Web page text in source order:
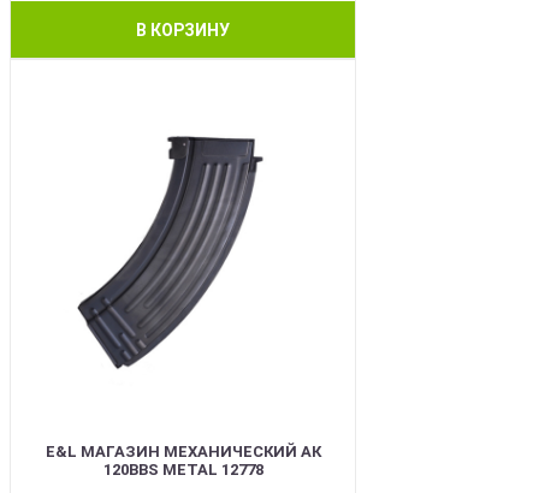
В КОРЗИНУ
E&L МАГАЗИН МЕХАНИЧЕСКИЙ АК
120BBS METAL 12778